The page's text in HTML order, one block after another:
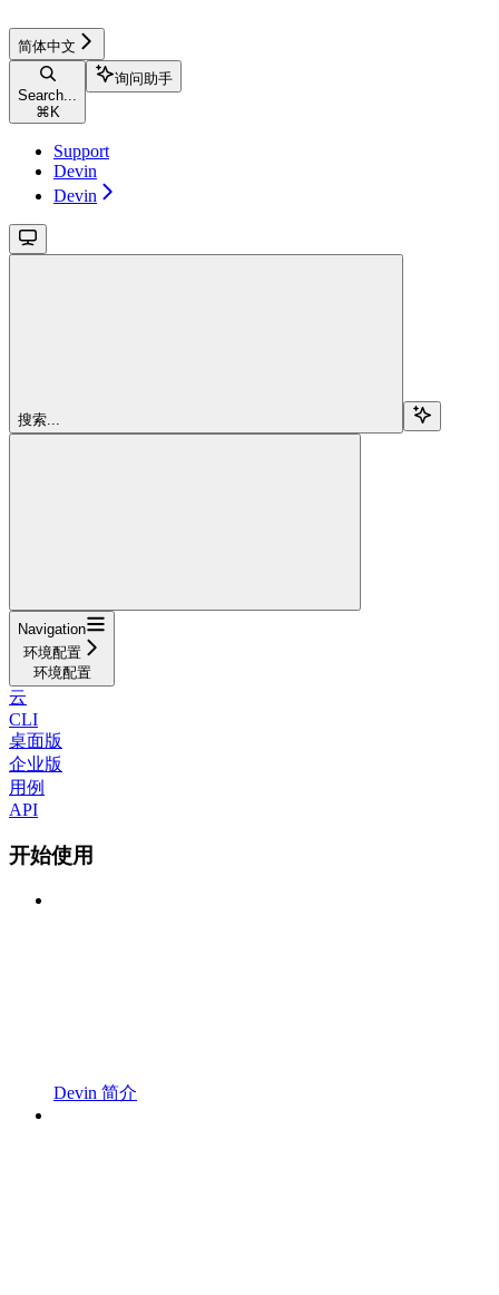
简体中文
Search...
⌘ K
询问助手
Support
Devin
Devin
搜索...
Navigation
环境配置
环境配置
云
CLI
桌面版
企业版
用例
API
开始使用
Devin 简介